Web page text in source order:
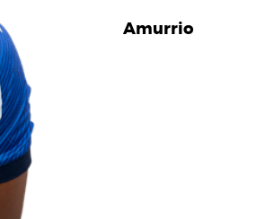
Amurrio